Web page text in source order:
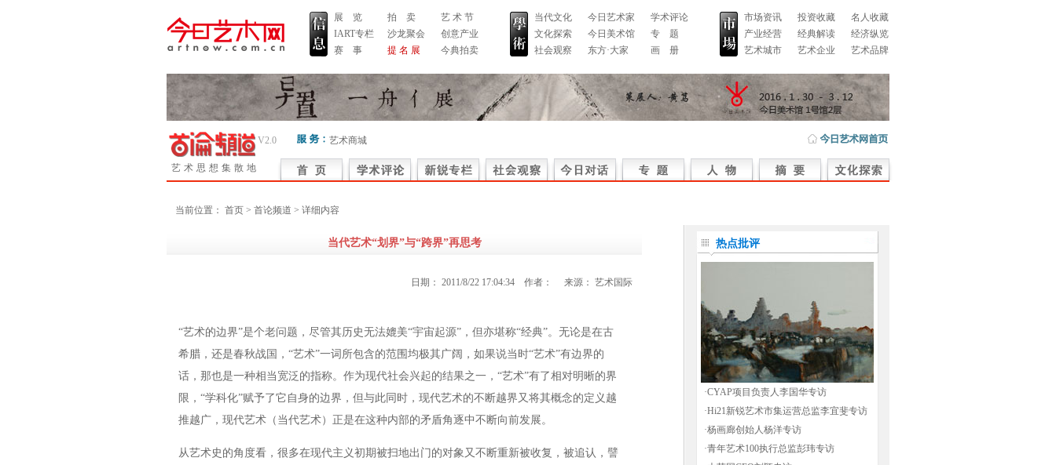
展 览
IART专栏
赛 事
拍 卖
沙龙聚会
提 名 展
艺 术 节
创意产业
今典拍卖
当代文化
文化探索
社会观察
今日艺术家
今日美术馆
东方·大家
学术评论
专 题
画 册
市场资讯
产业经营
艺术城市
投资收藏
经典解读
艺术企业
名人收藏
经济纵览
艺术品牌
艺术思想集散地
V2.0 艺术商城
当前位置： 首页 > 首论频道 > 详细内容
当代艺术“划界”与“跨界”再思考
日期： 2011/8/22 17:04:34 作者： 来源： 艺术国际
“艺术的边界”是个老问题，尽管其历史无法媲美“宇宙起源”，但亦堪称“经典”。无论是在古
希腊，还是春秋战国，“艺术”一词所包含的范围均极其广阔，如果说当时“艺术”有边界的
话，那也是一种相当宽泛的指称。作为现代社会兴起的结果之一，“艺术”有了相对明晰的界
限，“学科化”赋予了它自身的边界，但与此同时，现代艺术的不断越界又将其概念的定义越
推越广，现代艺术（当代艺术）正是在这种内部的矛盾角逐中不断向前发展。
从艺术史的角度看，很多在现代主义初期被扫地出门的对象又不断重新被收复，被追认，譬
热点批评
·CYAP项目负责人李国华专访
·Hi21新锐艺术市集运营总监李宜斐专访
·杨画廊创始人杨洋专访
·青年艺术100执行总监彭玮专访